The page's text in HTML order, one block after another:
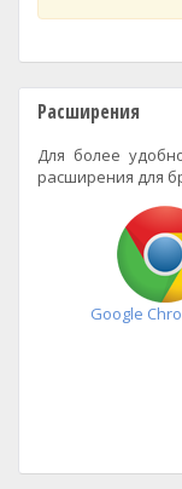
Расширения
Для более
расширения для
Google